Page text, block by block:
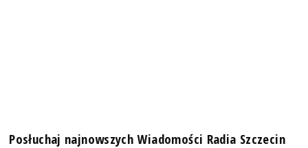
Posłuchaj najnowszych Wiadomości Radia Szczecin